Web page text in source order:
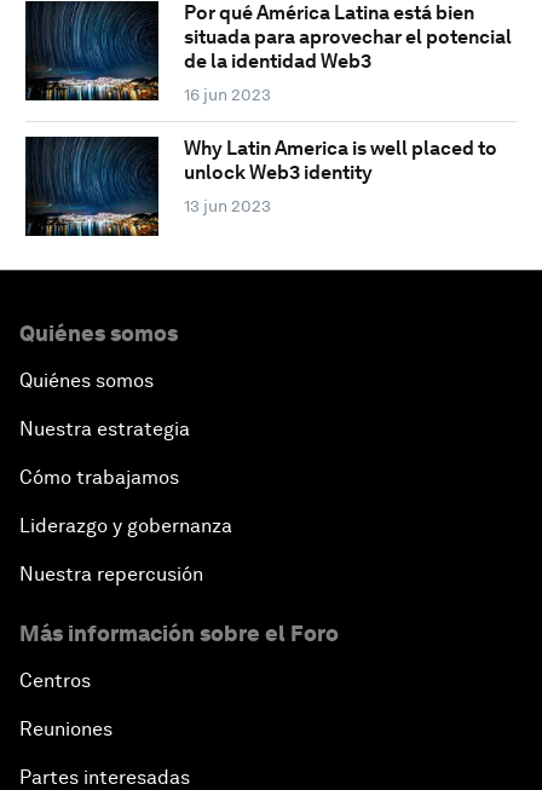
Por qué América Latina está bien
situada para aprovechar el potencial
de la identidad Web3
16 jun 2023
Why Latin America is well placed to
unlock Web3 identity
13 jun 2023
Quiénes somos
Quiénes somos
Nuestra estrategia
Cómo trabajamos
Liderazgo y gobernanza
Nuestra repercusión
Más información sobre el Foro
Centros
Reuniones
Partes interesadas